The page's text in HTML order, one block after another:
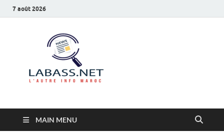
7 août 2026
MAIN MENU